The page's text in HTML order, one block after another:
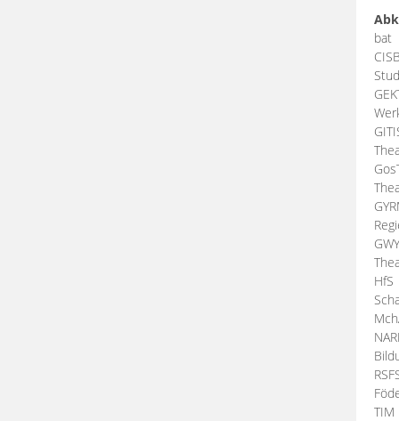
bat
HfS